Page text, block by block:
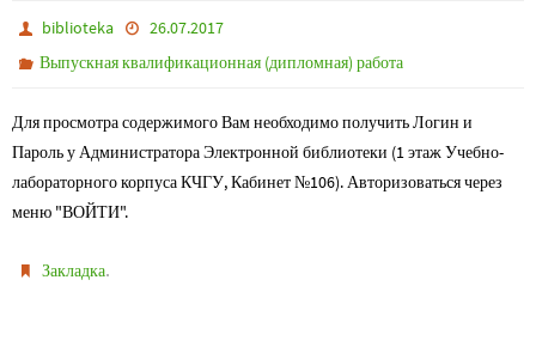
biblioteka
26.07.2017
Выпускная квалификационная (дипломная) работа
Для просмотра содержимого Вам необходимо получить Логин и
Пароль у Администратора Электронной библиотеки (1 этаж Учебно-
лабораторного корпуса КЧГУ, Кабинет №106). Авторизоваться через
меню "ВОЙТИ".
Закладка.